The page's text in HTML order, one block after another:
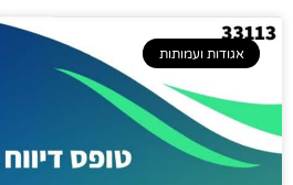
אגודות ועמותות